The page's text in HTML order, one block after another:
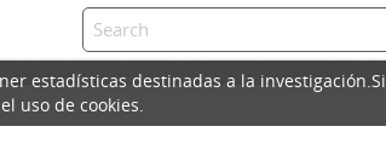
estadísticas destinadas a la investigación.Si
uso de cookies.